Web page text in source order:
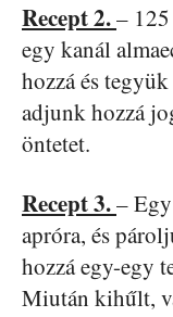
Recept 2.–
egy kanál
hozzá és
adjunk hozzá
öntetet.
Recept 3.–
apróra, és
hozzá egy-egy
Miután kihűlt,